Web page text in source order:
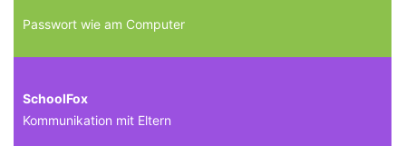
Passwort wie am Computer
SchoolFox
Kommunikation mit Eltern